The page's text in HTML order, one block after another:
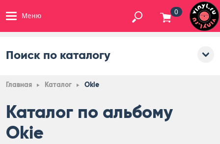
Меню 0
Поиск по каталогу
Главная Каталог Okie
Каталог по альбому
Okie